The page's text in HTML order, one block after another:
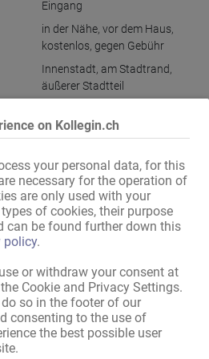
on Kollegin.ch
your personal data, for this
necessary for the operation of
are only used with your
of cookies, their purpose
can be found further down this
policy.
or withdraw your consent at
Cookie and Privacy Settings.
so in the footer of our
consenting to the use of
the best possible user
Eingang
in der Nähe, vor dem Haus,
kostenlos, gegen Gebühr
Innenstadt, am Stadtrand,
äußerer Stadtteil
Post,Supermarkt
Nagelstudio,Sonnenstudio,
Cafe , Tankstelle
anzeigen
z.b. in Saarlouis Citylage /
der Französischen Grenze, und an
Grenze.
in: